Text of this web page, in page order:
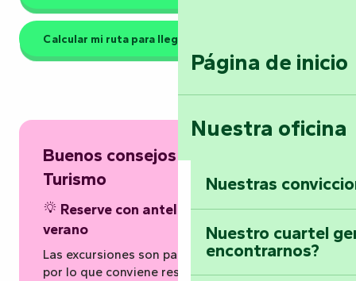
Página de inicio
Nuestra oficina
Nuestras
Nuestro cuartel
encontrarnos?
Calcular mi ruta para llegar a Le Mazeau
Buenos consejos de la Oficina de
Turismo
Reserve con antelación, sobre todo en
verano
Las excursiones son para grupos reducidos,
por lo que conviene reservar con antelación,